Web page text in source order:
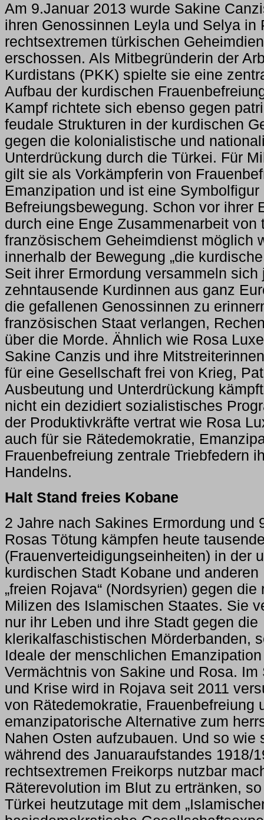
Am 9.Januar 2013 wurde Sakine
ihren Genossinnen Leyla und Selya in
rechtsextremen türkischen
erschossen. Als Mitbegründerin der
Kurdistans (PKK) spielte sie eine
Aufbau der kurdischen
Kampf richtete sich ebenso gegen
feudale Strukturen in der kurdischen
gegen die kolonialistische und
Unterdrückung durch die Türkei. Für
gilt sie als Vorkämpferin von
Emanzipation und ist eine
Befreiungsbewegung. Schon vor ihrer
durch eine Enge Zusammenarbeit von
französischem Geheimdienst möglich
innerhalb der Bewegung „die
Seit ihrer Ermordung versammeln sich
zehntausende Kurdinnen aus ganz
die gefallenen Genossinnen zu
französischen Staat verlangen,
über die Morde. Ähnlich wie Rosa
Sakine Canzis und ihre
für eine Gesellschaft frei von Krieg,
Ausbeutung und Unterdrückung
nicht ein dezidiert sozialistisches
der Produktivkräfte vertrat wie Rosa
auch für sie Rätedemokratie,
Frauenbefreiung zentrale Triebfedern
Handelns.
Halt Stand freies Kobane
2 Jahre nach Sakines Ermordung und
Rosas Tötung kämpfen heute
(Frauenverteidigungseinheiten) in der
kurdischen Stadt Kobane und
„freien Rojava“ (Nordsyrien) gegen die
Milizen des Islamischen Staates. Sie
nur ihr Leben und ihre Stadt gegen die
klerikalfaschistischen Mörderbanden,
Ideale der menschlichen
Vermächtnis von Sakine und Rosa.
und Krise wird in Rojava seit 2011
von Rätedemokratie, Frauenbefreiung
emanzipatorische Alternative zum
Nahen Osten aufzubauen. Und so wie
während des Januaraufstandes 1918/
rechtsextremen Freikorps nutzbar
Räterevolution im Blut zu ertränken,
Türkei heutzutage mit dem